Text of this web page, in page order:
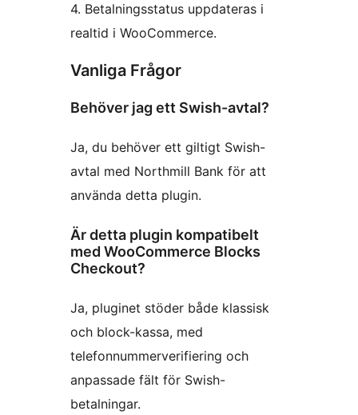
4. Betalningsstatus uppdateras i
realtid i WooCommerce.
Vanliga Frågor
Behöver jag ett Swish-avtal?
Ja, du behöver ett giltigt Swish-
avtal med Northmill Bank för att
använda detta plugin.
Är detta plugin kompatibelt
med WooCommerce Blocks
Checkout?
Ja, pluginet stöder både klassisk
och block-kassa, med
telefonnummerverifiering och
anpassade fält för Swish-
betalningar.